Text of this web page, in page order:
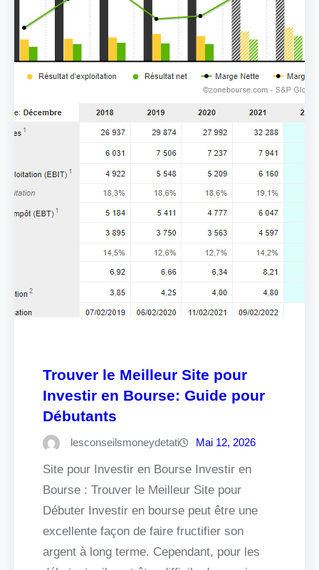
Trouver le Meilleur Site pour
Investir en Bourse: Guide pour
Débutants
lesconseilsmoneydetati Mai 12, 2026
Site pour Investir en Bourse Investir en
Bourse : Trouver le Meilleur Site pour
Débuter Investir en bourse peut être une
excellente façon de faire fructifier son
argent à long terme. Cependant, pour les